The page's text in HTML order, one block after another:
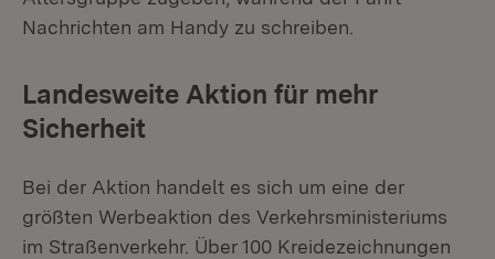
Nachrichten am Handy zu schreiben.
Landesweite Aktion für mehr
Sicherheit
Bei der Aktion handelt es sich um eine der
größten Werbeaktion des Verkehrsministeriums
im Straßenverkehr. Über 100 Kreidezeichnungen